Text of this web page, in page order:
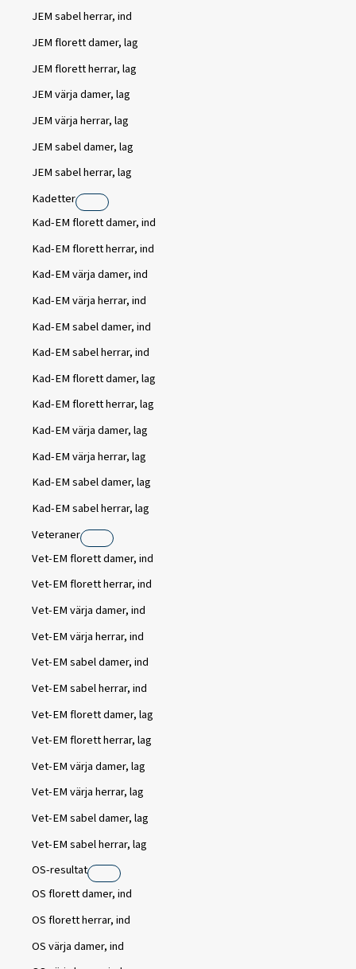
JEM sabel herrar, ind
JEM florett damer, lag
JEM florett herrar, lag
JEM värja damer, lag
JEM värja herrar, lag
JEM sabel damer, lag
JEM sabel herrar, lag
Kadetter
Kad-EM florett damer, ind
Kad-EM florett herrar, ind
Kad-EM värja damer, ind
Kad-EM värja herrar, ind
Kad-EM sabel damer, ind
Kad-EM sabel herrar, ind
Kad-EM florett damer, lag
Kad-EM florett herrar, lag
Kad-EM värja damer, lag
Kad-EM värja herrar, lag
Kad-EM sabel damer, lag
Kad-EM sabel herrar, lag
Veteraner
Vet-EM florett damer, ind
Vet-EM florett herrar, ind
Vet-EM värja damer, ind
Vet-EM värja herrar, ind
Vet-EM sabel damer, ind
Vet-EM sabel herrar, ind
Vet-EM florett damer, lag
Vet-EM florett herrar, lag
Vet-EM värja damer, lag
Vet-EM värja herrar, lag
Vet-EM sabel damer, lag
Vet-EM sabel herrar, lag
OS-resultat
OS florett damer, ind
OS florett herrar, ind
OS värja damer, ind